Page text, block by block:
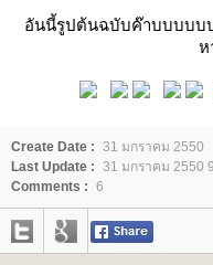
อันนี้รูปต้นฉบับค๊าบบบบบบ
ห
Create Date : 31 มกราคม 2550
Last Update : 31 มกราคม 2550
Comments : 6